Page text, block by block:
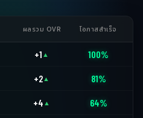
ผลรวม OVR โอกาสสำเร็จ
+1 ▲ 100%
+2 ▲ 81%
+4 ▲ 64%